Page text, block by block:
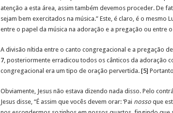
atenção a esta área, assim também devemos proceder. De
sejam bem exercitados na música.” Este, é claro, é o
entre o papel da música na adoração e a pregação ou entre
A divisão nítida entre o canto congregacional e a pregação
7, posteriormente erradicou todos os cânticos da adoração
congregacional era um tipo de oração pervertida. [5]
Obviamente, Jesus não estava dizendo nada disso. Pelo
Jesus disse, “É assim que vocês devem orar: ‘Pai nossoque